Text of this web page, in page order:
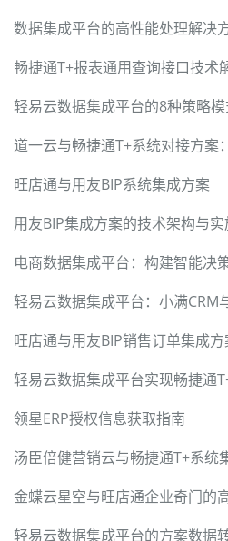
数据集成平台的高性能处理解决
畅捷通T+报表通用查询接口技术
轻易云数据集成平台的8种策略
旺店通与用友BIP系统集成方案
用友BIP集成方案的技术架构与
电商数据集成平台：构建智能决
轻易云数据集成平台：小满CRM
旺店通与用友BIP销售订单集成方
轻易云数据集成平台实现畅捷通
领星ERP授权信息获取指南
汤臣倍健营销云与畅捷通T+系统
金蝶云星空与旺店通企业奇门的
轻易云数据集成平台的方案数据